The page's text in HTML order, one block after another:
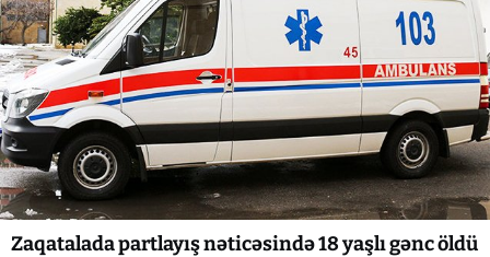
Zaqatalada partlayış nəticəsində 18 yaşlı gənc öldü